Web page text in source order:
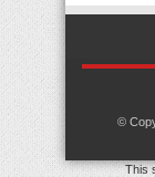
©
This